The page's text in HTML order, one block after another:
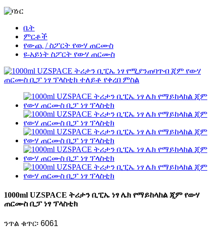
ቤት
ምርቶች
የውጪ / ስፖርት የውሃ ጠርሙስ
ዩ-አይነት ስፖርት የውሃ ጠርሙስ
1000ml UZSPACE ትሪታን ቢፒኤ ነፃ ሌክ የማይከላከል ጂም የውሃ
ጠርሙስ ቢፓ ነፃ ፕላስቲክ
ንጥል ቁጥር፡ 6061